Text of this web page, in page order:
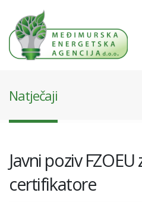
Natječaji
Javni poziv
certifikatore